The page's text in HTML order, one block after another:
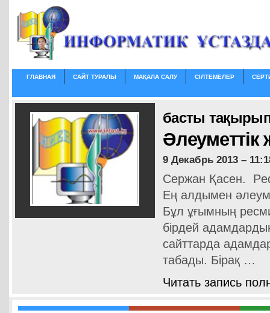
ГЛАВНАЯ САЙТ ТУРАЛЫ МАҚАЛА САЛУ СІЛТЕМЕЛЕР
басты
Әлеуметтік
9 Декабрь 2013 –
Сержан Қасен.
Ең алдымен
Бұл ұғымның
бірдей
сайттарда
табады. Бірақ …
Читать запись